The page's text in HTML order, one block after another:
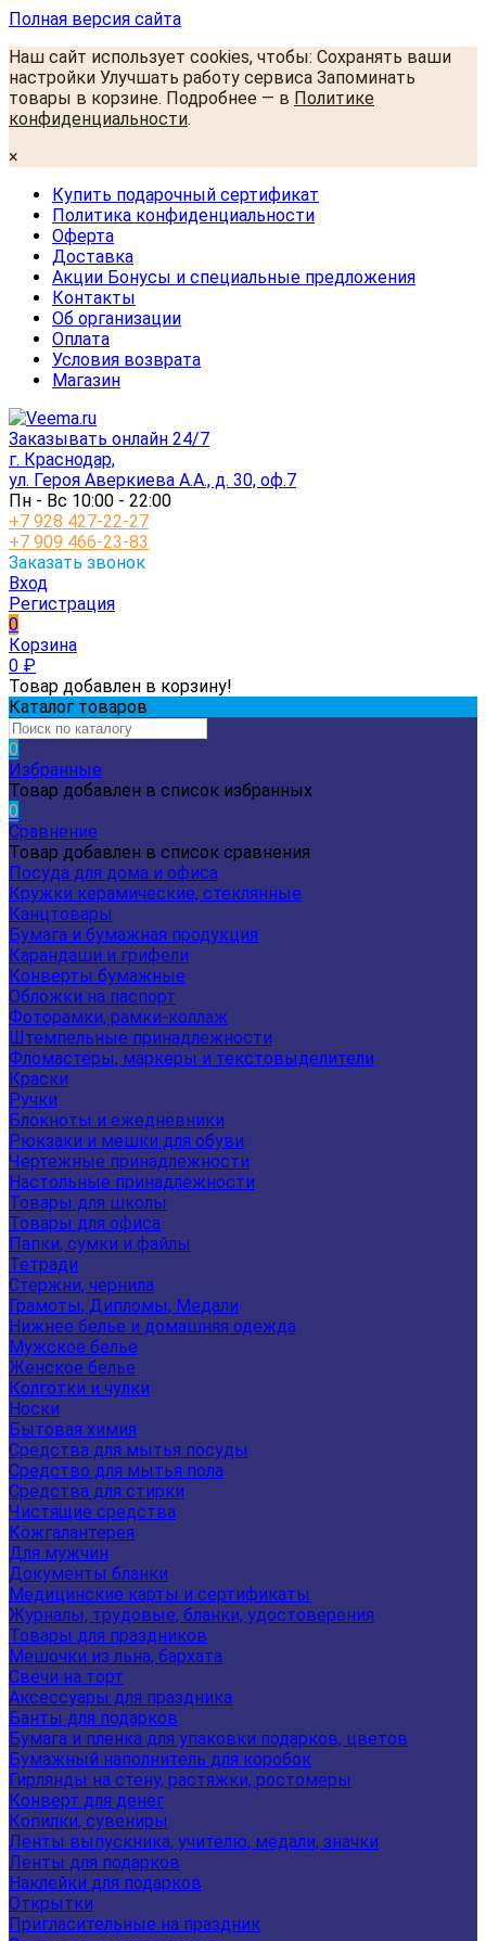
Полная версия сайта
Наш сайт использует cookies, чтобы: Сохранять ваши
настройки Улучшать работу сервиса Запоминать
товары в корзине. Подробнее — в Политике
конфиденциальности.
×
Купить подарочный сертификат
Политика конфиденциальности
Оферта
Доставка
Акции Бонусы и специальные предложения
Контакты
Об организации
Оплата
Условия возврата
Магазин
Заказывать онлайн 24/7
г. Краснодар,
ул. Героя Аверкиева А.А., д. 30, оф.7
Пн - Вс 10:00 - 22:00
+7 928 427-22-27
+7 909 466-23-83
Заказать звонок
Вход
Регистрация
0
Корзина
0 ₽
Товар добавлен в корзину!
Каталог товаров
0
Избранные
Товар добавлен в список избранных
0
Сравнение
Товар добавлен в список сравнения
Посуда для дома и офиса
Кружки керамические, стеклянные
Канцтовары
Бумага и бумажная продукция
Карандаши и грифели
Конверты бумажные
Обложки на паспорт
Фоторамки, рамки-коллаж
Штемпельные принадлежности
Фломастеры, маркеры и текстовыделители
Краски
Ручки
Блокноты и ежедневники
Рюкзаки и мешки для обуви
Чертежные принадлежности
Настольные принадлежности
Товары для школы
Товары для офиса
Папки, сумки и файлы
Тетради
Стержни, чернила
Грамоты, Дипломы, Медали
Нижнее белье и домашняя одежда
Мужское белье
Женское белье
Колготки и чулки
Носки
Бытовая химия
Средства для мытья посуды
Средство для мытья пола
Средства для стирки
Чистящие средства
Кожгалантерея
Для мужчин
Документы бланки
Медицинские карты и сертификаты
Журналы, трудовые, бланки, удостоверения
Товары для праздников
Мешочки из льна, бархата
Свечи на торт
Аксессуары для праздника
Банты для подарков
Бумага и пленка для упаковки подарков, цветов
Бумажный наполнитель для коробок
Гирлянды на стену, растяжки, ростомеры
Конверт для денег
Копилки, сувениры
Ленты выпускника, учителю, медали, значки
Ленты для подарков
Наклейки для подарков
Открытки
Пригласительные на праздник